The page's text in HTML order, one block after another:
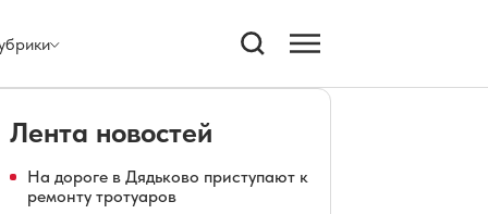
Лента новостей
На дороге в Дядьково приступают к
ремонту тротуаров